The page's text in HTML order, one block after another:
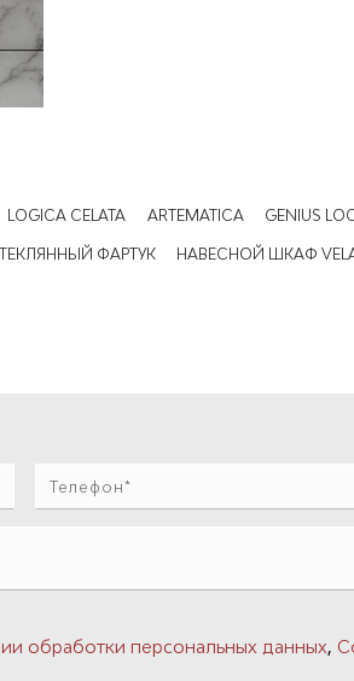
LOGICA CELATA ARTEMATICA GENIUS
ФАРТУК НАВЕСНОЙ ШКАФ
обработки персональных данных,